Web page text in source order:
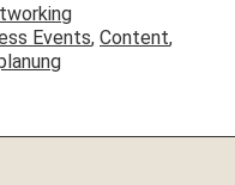
Events, Content,